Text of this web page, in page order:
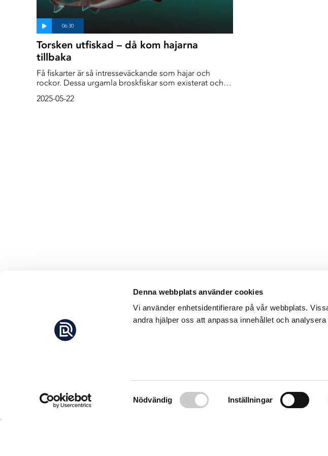
Denna webbplats använder cookies
Vi använder enhetsidentifierare på vår webbplats.
andra hjälper oss att anpassa innehållet och
Samtyckesval
Nödvändig Inställningar
Torsken utfiskad – då kom hajarna
tillbaka
Få fiskarter är så intresseväckande som hajar och
rockor. Dessa urgamla broskfiskar som existerat och
våra svenska broskfiskar verkar inte vara några
2025-05-22